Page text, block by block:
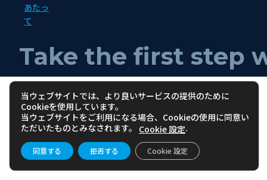
あたっ
て
Take the first step
当ウェブサイトでは、より良いサービスの提供のために
Cookieを使用しています。
当ウェブサイトをご利用になる場合、Cookieの使用に同意い
ただいたものとみなされます。 Cookie 設定.
同意する 拒否する Cookie 設定